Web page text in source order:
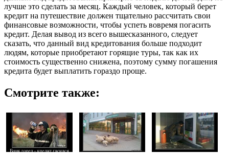
лучше это сделать за месяц. Каждый человек, который берет
кредит на путешествие должен тщательно рассчитать свои
финансовые возможности, чтобы успеть вовремя погасить
кредит. Делая вывод из всего вышесказанного, следует
сказать, что данный вид кредитования больше подходит
людям, которые приобретают горящие туры, так как их
стоимость существенно снижена, поэтому сумму погашения
кредита будет выплатить гораздо проще.
Смотрите также: